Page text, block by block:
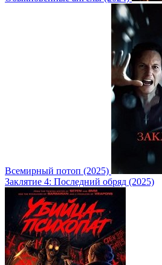
Всемирный потоп (2025)
Заклятие 4: Последний обряд (2025)